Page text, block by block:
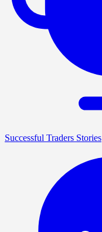
Successful Traders Stories